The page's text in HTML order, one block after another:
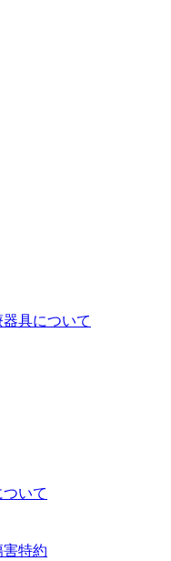
具について
いて
特約